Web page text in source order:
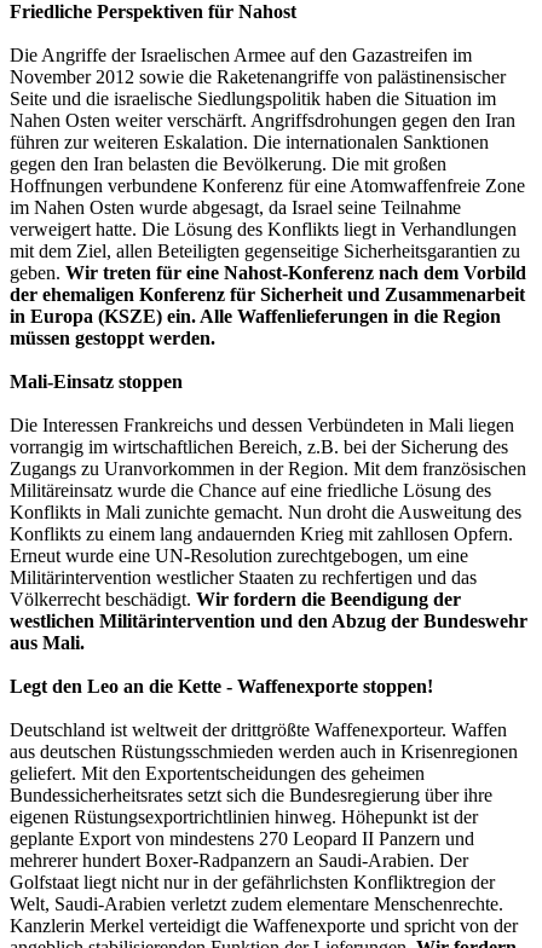
Friedliche Perspektiven für Nahost
Die Angriffe der Israelischen Armee auf den Gazastreifen im
November 2012 sowie die Raketenangriffe von palästinensischer
Seite und die israelische Siedlungspolitik haben die Situation im
Nahen Osten weiter verschärft. Angriffsdrohungen gegen den Iran
führen zur weiteren Eskalation. Die internationalen Sanktionen
gegen den Iran belasten die Bevölkerung. Die mit großen
Hoffnungen verbundene Konferenz für eine Atomwaffenfreie Zone
im Nahen Osten wurde abgesagt, da Israel seine Teilnahme
verweigert hatte. Die Lösung des Konflikts liegt in Verhandlungen
mit dem Ziel, allen Beteiligten gegenseitige Sicherheitsgarantien zu
geben. Wir treten für eine Nahost-Konferenz nach dem Vorbild
der ehemaligen Konferenz für Sicherheit und Zusammenarbeit
in Europa (KSZE) ein. Alle Waffenlieferungen in die Region
müssen gestoppt werden.
Mali-Einsatz stoppen
Die Interessen Frankreichs und dessen Verbündeten in Mali liegen
vorrangig im wirtschaftlichen Bereich, z.B. bei der Sicherung des
Zugangs zu Uranvorkommen in der Region. Mit dem französischen
Militäreinsatz wurde die Chance auf eine friedliche Lösung des
Konflikts in Mali zunichte gemacht. Nun droht die Ausweitung des
Konflikts zu einem lang andauernden Krieg mit zahllosen Opfern.
Erneut wurde eine UN-Resolution zurechtgebogen, um eine
Militärintervention westlicher Staaten zu rechfertigen und das
Völkerrecht beschädigt. Wir fordern die Beendigung der
westlichen Militärintervention und den Abzug der Bundeswehr
aus Mali.
Legt den Leo an die Kette - Waffenexporte stoppen!
Deutschland ist weltweit der drittgrößte Waffenexporteur. Waffen
aus deutschen Rüstungsschmieden werden auch in Krisenregionen
geliefert. Mit den Exportentscheidungen des geheimen
Bundessicherheitsrates setzt sich die Bundesregierung über ihre
eigenen Rüstungsexportrichtlinien hinweg. Höhepunkt ist der
geplante Export von mindestens 270 Leopard II Panzern und
mehrerer hundert Boxer-Radpanzern an Saudi-Arabien. Der
Golfstaat liegt nicht nur in der gefährlichsten Konfliktregion der
Welt, Saudi-Arabien verletzt zudem elementare Menschenrechte.
Kanzlerin Merkel verteidigt die Waffenexporte und spricht von der